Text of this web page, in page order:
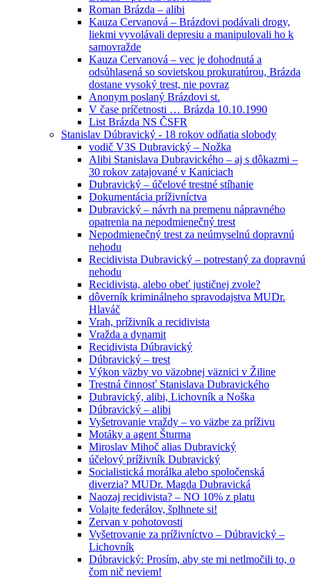
Roman Brázda – alibi
Kauza Cervanová – Brázdovi podávali drogy,
liekmi vyvolávali depresiu a manipulovali ho k
samovražde
Kauza Cervanová – vec je dohodnutá a
odsúhlasená so sovietskou prokuratúrou, Brázda
dostane vysoký trest, nie povraz
Anonym poslaný Brázdovi st.
V čase príčetnosti … Brázda 10.10.1990
List Brázda NS ČSFR
Stanislav Dúbravický - 18 rokov odňatia slobody
vodič V3S Dubravický – Nožka
Alibi Stanislava Dubravického – aj s dôkazmi –
30 rokov zatajované v Kaniciach
Dubravický – účelové trestné stíhanie
Dokumentácia príživníctva
Dubravický – návrh na premenu nápravného
opatrenia na nepodmienečný trest
Nepodmienečný trest za neúmyselnú dopravnú
nehodu
Recidivista Dubravický – potrestaný za dopravnú
nehodu
Recidivista, alebo obeť justičnej zvole?
dôverník kriminálneho spravodajstva MUDr.
Hlaváč
Vrah, príživník a recidivista
Vražda a dynamit
Recidivista Dúbravický
Dúbravický – trest
Výkon väzby vo väzobnej väznici v Žiline
Trestná činnosť Stanislava Dubravického
Dubravický, alibi, Lichovník a Noška
Dúbravický – alibi
Vyšetrovanie vraždy – vo väzbe za príživu
Motáky a agent Šturma
Miroslav Mihoč alias Dubravický
účelový príživník Dubravický
Socialistická morálka alebo spoločenská
diverzia? MUDr. Magda Dubravická
Naozaj recidivista? – NO 10% z platu
Volajte federálov, šplhnete si!
Zervan v pohotovosti
Vyšetrovanie za príživníctvo – Dúbravický –
Lichovník
Dúbravický: Prosím, aby ste mi netlmočili to, o
čom nič neviem!